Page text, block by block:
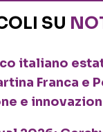
SU
italiano
Franca e
e